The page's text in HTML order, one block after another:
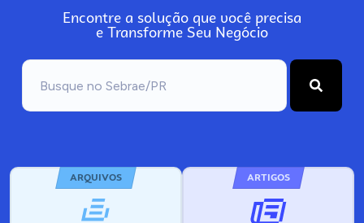
Encontre a solução que você precisa
e Transforme Seu Negócio
ARQUIVOS ARTIGOS